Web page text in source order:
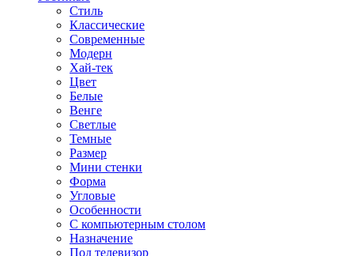
Стиль
Классические
Современные
Модерн
Хай-тек
Цвет
Белые
Венге
Светлые
Темные
Размер
Мини стенки
Форма
Угловые
Особенности
С компьютерным столом
Назначение
Под телевизор